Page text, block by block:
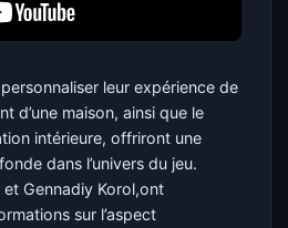
leur expérience de
d’une maison, ainsi que le
intérieure, offriront une
dans l’univers du jeu.
Gennadiy Korol,ont
sur l’aspect